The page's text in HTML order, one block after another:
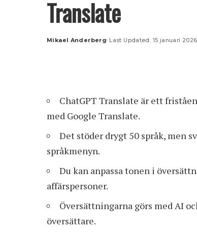
Translate
Posted
Mikael Anderberg Last Updated: 15 januari 2026
ChatGPT Translate är ett
med Google Translate.
Det stöder drygt 50 språk, men
språkmenyn.
Du kan anpassa tonen i
affärspersoner.
Översättningarna görs med AI
översättare.